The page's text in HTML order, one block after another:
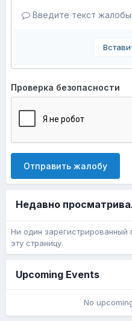
Введите текст
Проверка безопасности
Отправить жалобу
Недавно
Ни один зарегистрированный
эту страницу.
Upcoming Events
No